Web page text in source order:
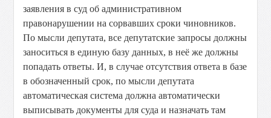
заявления в суд об административном
правонарушении на сорвавших сроки чиновников.
По мысли депутата, все депутатские запросы должны
заноситься в единую базу данных, в неё же должны
попадать ответы. И, в случае отсутствия ответа в базе
в обозначенный срок, по мысли депутата
автоматическая система должна автоматически
выписывать документы для суда и назначать там